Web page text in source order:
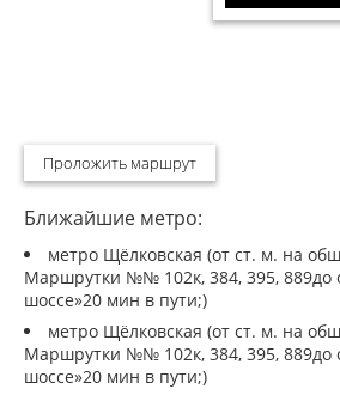
Проложить маршрут
Ближайшие метро:
метро Щёлковская (от ст. м. на
Маршрутки №№ 102к, 384, 395, 889до
шоссе»20 мин в пути;)
метро Щёлковская (от ст. м. на
Маршрутки №№ 102к, 384, 395, 889до
шоссе»20 мин в пути;)